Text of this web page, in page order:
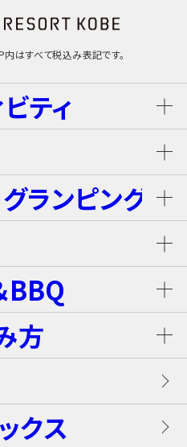
はすべて税込み表記です。
ティ
（別途有料）
Level S
＜1Dayパス不要＞
フィールド
ーランピング
スパ
ン
ヴィラ
）
BBQ
・夕食)
GRANDISH
方
合ファミリー交流イベ
クス